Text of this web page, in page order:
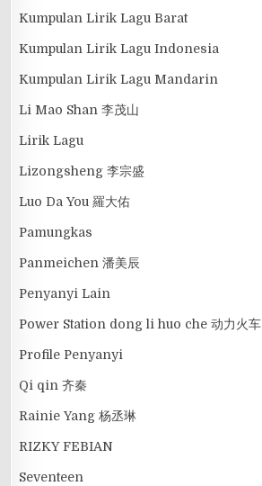
Kumpulan Lirik Lagu Barat
Kumpulan Lirik Lagu Indonesia
Kumpulan Lirik Lagu Mandarin
Li Mao Shan 李茂山
Lirik Lagu
Lizongsheng 李宗盛
Luo Da You 羅大佑
Pamungkas
Panmeichen 潘美辰
Penyanyi Lain
Power Station dong li huo che 动力火车
Profile Penyanyi
Qi qin 齐秦
Rainie Yang 杨丞琳
RIZKY FEBIAN
Seventeen